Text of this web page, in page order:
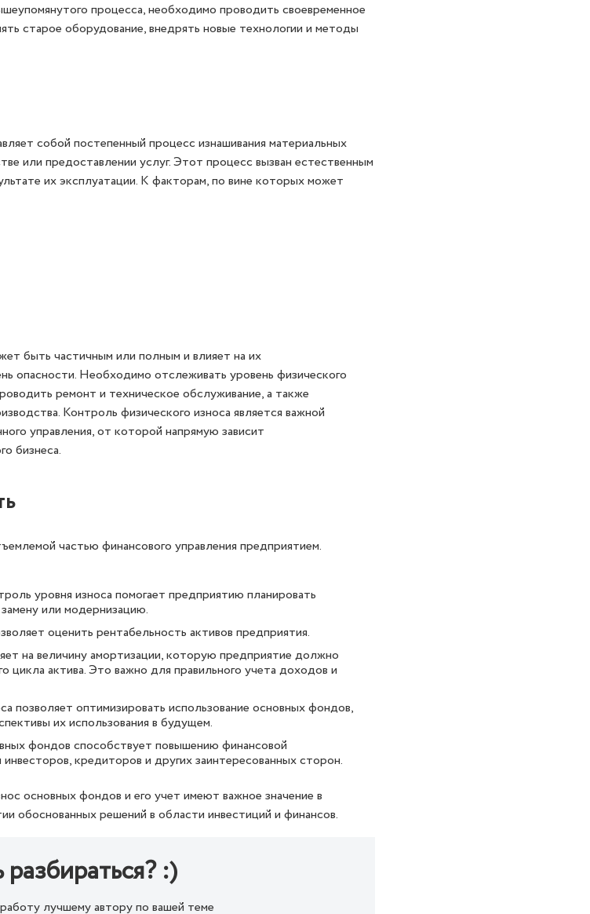
процесса, необходимо проводить своевременное
старое оборудование, внедрять новые технологии и методы
собой постепенный процесс изнашивания материальных
или предоставлении услуг. Этот процесс вызван естественным
их эксплуатации. К факторам, по вине которых может
быть частичным или полным и влияет на их
опасности. Необходимо отслеживать уровень физического
ремонт и техническое обслуживание, а также
Контроль физического износа является важной
управления, от которой напрямую зависит
бизнеса.
частью финансового управления предприятием.
уровня износа помогает предприятию планировать
или модернизацию.
оценить рентабельность активов предприятия.
на величину амортизации, которую предприятие должно
цикла актива. Это важно для правильного учета доходов и
позволяет оптимизировать использование основных фондов,
их использования в будущем.
фондов способствует повышению финансовой
кредиторов и других заинтересованных сторон.
основных фондов и его учет имеют важное значение в
обоснованных решений в области инвестиций и финансов.
:)
лучшему автору по вашей теме